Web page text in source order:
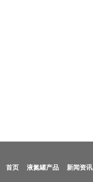
首页 液氮罐产品 新闻资讯